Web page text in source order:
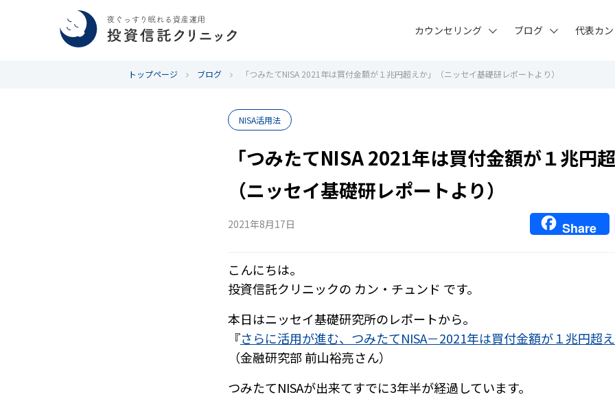
カウンセリング ブログ 代表カ
トップページ ブログ 「つみたてNISA 2021年は買付金額が１兆円超えか」（ニッセイ基礎研レポートより）
NISA活用法
「つみたてNISA 2021年は買付金額が１兆円超
（ニッセイ基礎研レポートより）
2021年8月17日 Share
こんにちは。
投資信託クリニックの カン・チュンド です。
本日はニッセイ基礎研究所のレポートから。
『さらに活用が進む、つみたてNISA－2021年は買付金額が１兆円超
（金融研究部 前山裕亮さん）
つみたてNISAが出来てすでに3年半が経過しています。